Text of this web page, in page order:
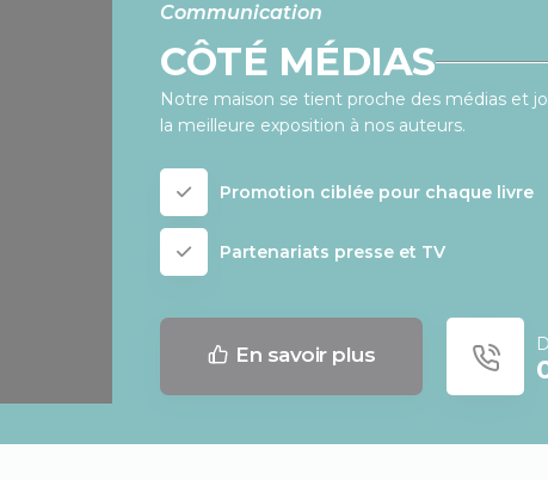
Communication
CÔTÉ MÉDIAS
Notre maison se tient proche des médias et
la meilleure exposition à nos auteurs.
Promotion ciblée pour chaque livre
Partenariats presse et TV
En savoir plus